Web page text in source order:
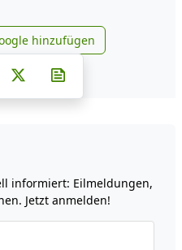
news.de zu Google
hinzufügen
Facebook
Teilen auf Whatsapp
Teilen auf Telegram
Pinterest
E-Mail teilen
Post auf X
informiert: Eilmeldungen,
Jetzt anmelden!